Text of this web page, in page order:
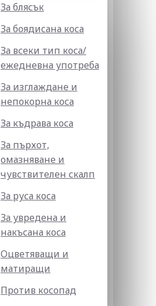
За блясък
За боядисана коса
За всеки тип коса/
ежедневна употреба
За изглаждане и
непокорна коса
За къдрава коса
За пърхот,
омазняване и
чувствителен скалп
За руса коса
За увредена и
накъсана коса
Оцветяващи и
матиращи
Против косопад